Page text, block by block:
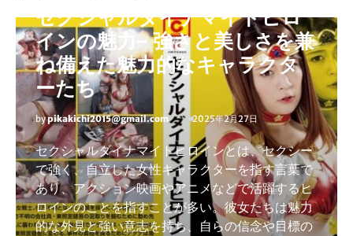
セクシャルダイナマイトヒロ
インの魅力– 強さと美しさを兼
ね備えた魅力的なキャラクタ
ーたち
bypikakichi2015@gmail.com 2025年2月27日
セクシャルダイナマイトヒロインとは、セクシー
で強く、自立した女性キャラクターを指す言葉で
あり、アクション映画やアニメなどで活躍するヒ
ロインのことを指すことが多い。彼女たちは魅力
的な外見と強い意志を持ち、自らの信念や目標の